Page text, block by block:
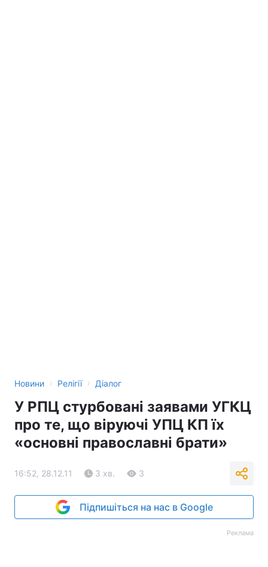
Новини › Релігії › Діалог
У РПЦ стурбовані заявами УГКЦ
про те, що віруючі УПЦ КП їх
«основні православні брати»
16:52, 28.12.11 3 хв. 3
Підпишіться на нас в Google
Реклама